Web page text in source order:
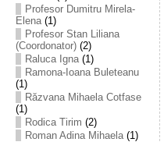
Profesor Dumitru Mirela-
Elena(1)
Profesor Stan Liliana
(Coordonator)(2)
Raluca Igna(1)
Ramona-Ioana Buleteanu
(1)
Răzvana Mihaela Cotfase
(1)
Rodica Tirim (2)
Roman Adina Mihaela(1)